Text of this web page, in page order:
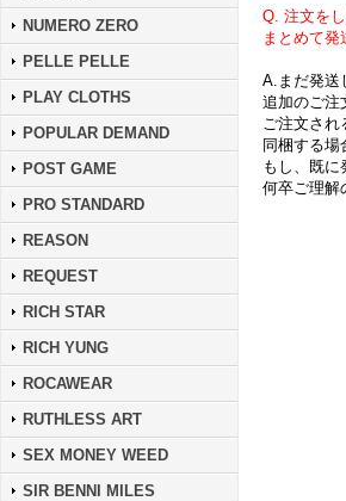
NUMERO ZERO
PELLE PELLE
PLAY CLOTHS
POPULAR DEMAND
POST GAME
PRO STANDARD
REASON
REQUEST
RICH STAR
RICH YUNG
ROCAWEAR
RUTHLESS ART
SEX MONEY WEED
SIR BENNI MILES
Q. 注文を
まとめて発
A.まだ発送
追加のご注
ご注文され
同梱する
もし、既
何卒ご理解